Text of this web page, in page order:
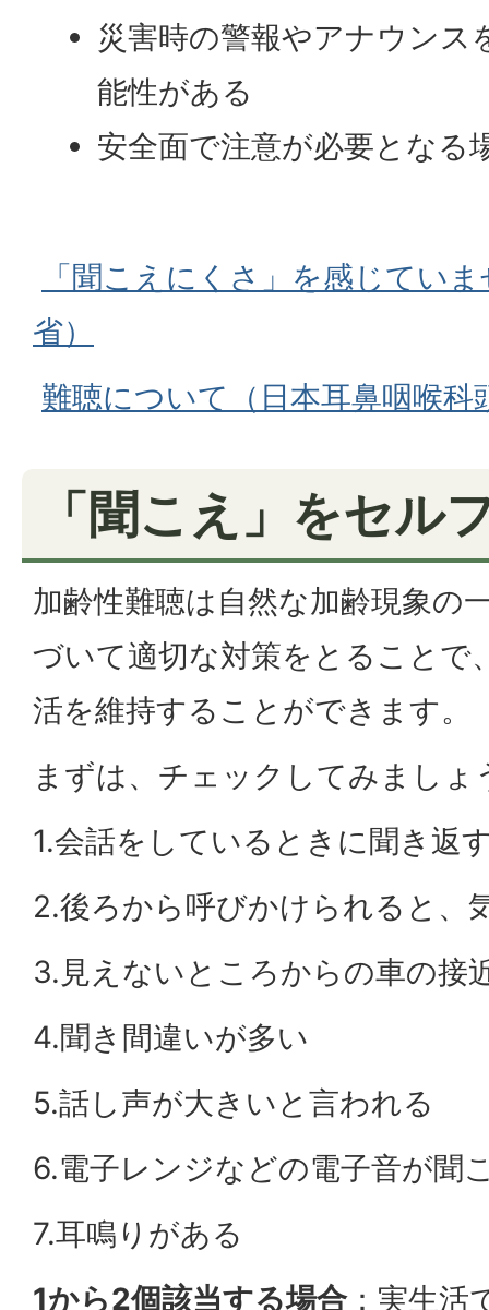
災害時の警報やアナウンス
能性がある
安全面で注意が必要となる
「聞こえにくさ」を感じてい
省）
難聴について（日本耳鼻咽喉科
「聞こえ」をセル
加齢性難聴は自然な加齢現象の
づいて適切な対策をとることで
活を維持することができます。
まずは、チェックしてみましょ
1.会話をしているときに聞き返
2.後ろから呼びかけられると、
3.見えないところからの車の接
4.聞き間違いが多い
5.話し声が大きいと言われる
6.電子レンジなどの電子音が聞
7.耳鳴りがある
1から2個該当する場合：実生活